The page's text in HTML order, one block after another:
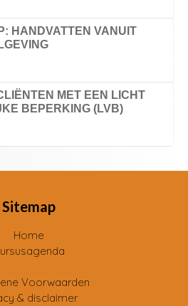
HANDVATTEN VANUIT
MET EEN LICHT
BEPERKING (LVB)
Sitemap
Home
Voorwaarden
& disclaimer